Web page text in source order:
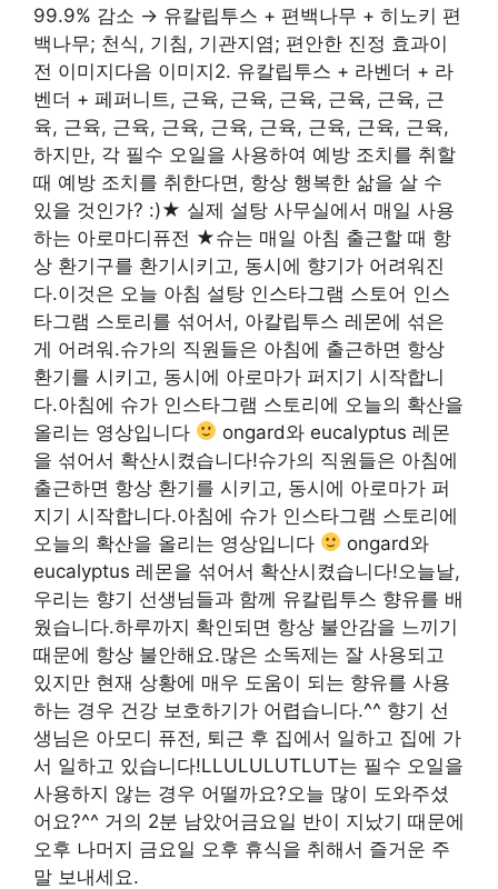
99.9% 감소 → 유칼립투스 + 편백나무 + 히노키 편
백나무; 천식, 기침, 기관지염; 편안한 진정 효과이
전 이미지다음 이미지2. 유칼립투스 + 라벤더 + 라
벤더 + 페퍼니트, 근육, 근육, 근육, 근육, 근육, 근
육, 근육, 근육, 근육, 근육, 근육, 근육, 근육, 근육,
하지만, 각 필수 오일을 사용하여 예방 조치를 취할
때 예방 조치를 취한다면, 항상 행복한 삶을 살 수
있을 것인가? :)★ 실제 설탕 사무실에서 매일 사용
하는 아로마디퓨전 ★슈는 매일 아침 출근할 때 항
상 환기구를 환기시키고, 동시에 향기가 어려워진
다.이것은 오늘 아침 설탕 인스타그램 스토어 인스
타그램 스토리를 섞어서, 아칼립투스 레몬에 섞은
게 어려워.슈가의 직원들은 아침에 출근하면 항상
환기를 시키고, 동시에 아로마가 퍼지기 시작합니
다.아침에 슈가 인스타그램 스토리에 오늘의 확산을
올리는 영상입니다
ongard와 eucalyptus 레몬
을 섞어서 확산시켰습니다!슈가의 직원들은 아침에
출근하면 항상 환기를 시키고, 동시에 아로마가 퍼
지기 시작합니다.아침에 슈가 인스타그램 스토리에
오늘의 확산을 올리는 영상입니다
ongard와
eucalyptus 레몬을 섞어서 확산시켰습니다!오늘날,
우리는 향기 선생님들과 함께 유칼립투스 향유를 배
웠습니다.하루까지 확인되면 항상 불안감을 느끼기
때문에 항상 불안해요.많은 소독제는 잘 사용되고
있지만 현재 상황에 매우 도움이 되는 향유를 사용
하는 경우 건강 보호하기가 어렵습니다.^^ 향기 선
생님은 아모디 퓨전, 퇴근 후 집에서 일하고 집에 가
서 일하고 있습니다!LLULULUTLUT는 필수 오일을
사용하지 않는 경우 어떨까요?오늘 많이 도와주셨
어요?^^ 거의 2분 남았어금요일 반이 지났기 때문에
오후 나머지 금요일 오후 휴식을 취해서 즐거운 주
말 보내세요.